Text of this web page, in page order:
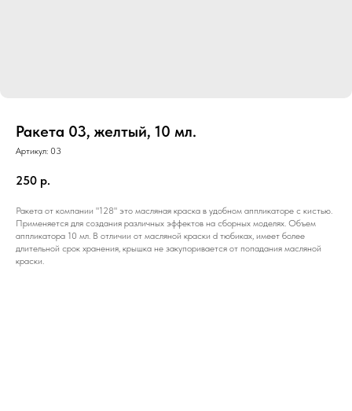
Ракета 03, желтый, 10 мл.
Артикул: 03
250 р.
Ракета от компании "128" это масляная краска в удобном аппликаторе с кистью.
Применяется для создания различных эффектов на сборных моделях. Объем
аппликатора 10 мл. В отличии от масляной краски d тюбиках, имеет более
длительной срок хранения, крышка не закупоривается от попадания масляной
краски.